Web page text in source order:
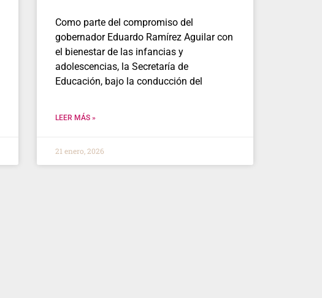
Como parte del compromiso del
gobernador Eduardo Ramírez Aguilar con
el bienestar de las infancias y
adolescencias, la Secretaría de
Educación, bajo la conducción del
LEER MÁS »
21 enero, 2026